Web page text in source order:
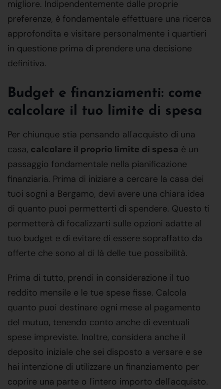
migliore. Indipendentemente dalle proprie
preferenze, è fondamentale effettuare una ricerca
approfondita e visitare personalmente i quartieri
in questione prima di prendere una decisione
definitiva.
Budget e finanziamenti: come
calcolare il tuo limite di spesa
Per chiunque stia pensando all'acquisto di una
casa, calcolare il proprio limite di spesa è un
passaggio fondamentale nella pianificazione
finanziaria. Prima di iniziare a cercare la casa dei
tuoi sogni a Bergamo, devi avere una chiara idea
di quanto puoi permetterti di spendere. Questo ti
permetterà di focalizzarti sulle opzioni adatte al
tuo budget e di evitare di essere sopraffatto da
offerte che sono al di là delle tue possibilità.
Prima di tutto, prendi in considerazione il tuo
reddito mensile e le tue spese fisse. Calcola
quanto puoi destinare ogni mese al pagamento
del mutuo, tenendo conto anche di eventuali
spese impreviste. Inoltre, considera anche il
deposito iniziale che sei disposto a versare e se
hai intenzione di utilizzare un finanziamento per
coprire una parte o l'intero importo dell'acquisto.